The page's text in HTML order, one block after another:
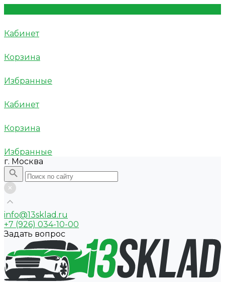
Кабинет
Корзина
Избранные
Кабинет
Корзина
Избранные
г. Москва
info@13sklad.ru
+7 (926) 034-10-00
Задать вопрос